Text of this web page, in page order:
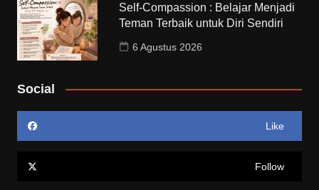
Self-Compassion : Belajar Menjadi
Teman Terbaik untuk Diri Sendiri
6 Agustus 2026
Social
Like
Follow